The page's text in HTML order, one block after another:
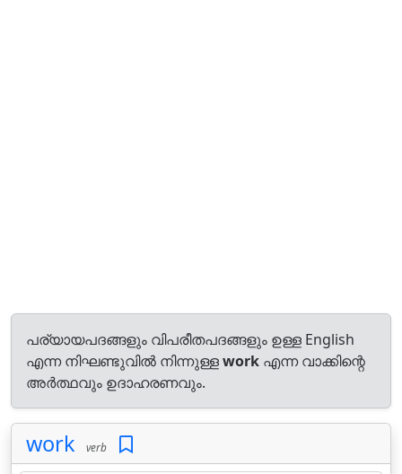
പര്യായപദങ്ങളും വിപരീതപദങ്ങളും ഉള്ള English
എന്ന നിഘണ്ടുവിൽ നിന്നുള്ളwork എന്ന വാക്കിന്റെ
അർത്ഥവും ഉദാഹരണവും.
work verb